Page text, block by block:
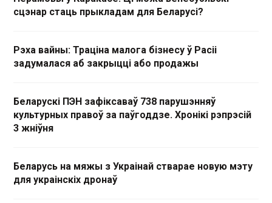
сцэнар стаць прыкладам для Беларусі?
Рэха вайны: Траціна малога бізнесу ў Расіі
задумалася аб закрыцці або продажы
Беларускі ПЭН зафіксаваў 738 парушэнняў
культурных правоў за паўгоддзе. Хронікі рэпрэсій
3 жніўня
Беларусь на мяжы з Украінай стварае новую мэту
для украінскіх дронаў